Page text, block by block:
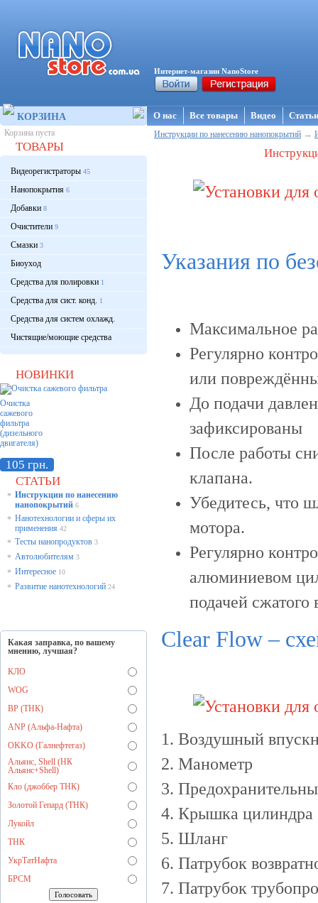
Интернет-магазин NanoStore
КОРЗИНА
Корзина пуста
ТОВАРЫ
Видеорегистраторы 45
Нанопокрытия 6
Добавки 8
Очистители 9
Смазки 3
Биоуход
Средства для полировки 1
Средства для сист. конд. 1
Средства для систем охлажд.
Чистящие/моющие средства
НОВИНКИ
Очистка
сажевого
фильтра
(дизельного
двигателя)
105 грн.
СТАТЬИ
* Инструкции по нанесению
нанопокрытий 6
* Нанотехнологии и сферы их
применения 42
* Тесты нанопродуктов 3
* Автолюбителям 3
* Интересное 10
* Развитие нанотехнологий 24
Какая заправка, по вашему
мнению, лучшая?
КЛО
WOG
BP (ТНК)
ANP (Альфа-Нафта)
OKKO (Галнефтегаз)
Альянс, Shell (НК
Альянс+Shell)
Кло (джоббер ТНК)
Золотой Гепард (ТНК)
Лукойл
ТНК
УкрТатНафта
БРСМ
О нас Все товары Видео
Инструкции по нанесению нанопокрытий →
Указания по
Максимальное
Регулярно
или
До подачи
зафиксированы
После работы
клапана.
Убедитесь, что
мотора.
Регулярно
алюминиевом
подачей
Clear Flow –
1. Воздушный
2. Манометр
3.
4. Крышка цилиндра
5. Шланг
6. Патрубок
7. Патрубок